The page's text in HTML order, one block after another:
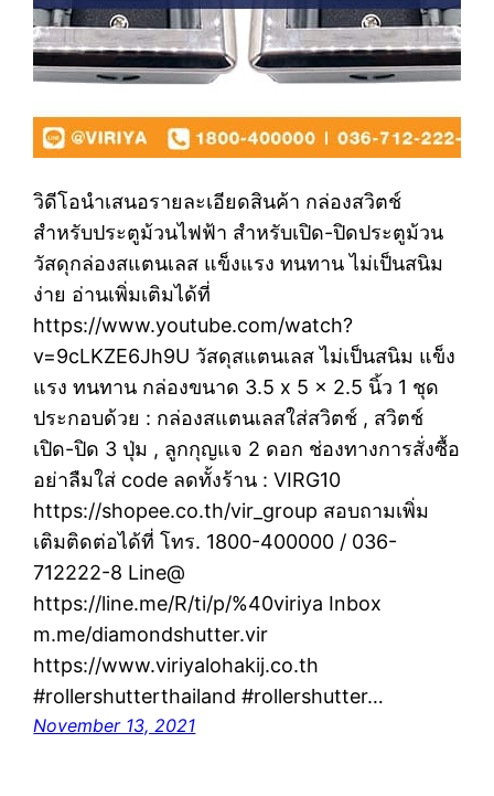
วิดีโอนำเสนอรายละเอียดสินค้า กล่องสวิตช์
สำหรับประตูม้วนไฟฟ้า สำหรับเปิด-ปิดประตูม้วน
วัสดุกล่องสแตนเลส แข็งแรง ทนทาน ไม่เป็นสนิม
ง่าย อ่านเพิ่มเติมได้ที่
https://www.youtube.com/watch?
v=9cLKZE6Jh9U วัสดุสแตนเลส ไม่เป็นสนิม แข็ง
แรง ทนทาน กล่องขนาด 3.5 x 5 x 2.5 นิ้ว 1 ชุด
ประกอบด้วย : กล่องสแตนเลสใส่สวิตช์ , สวิตช์
เปิด-ปิด 3 ปุ่ม , ลูกกุญแจ 2 ดอก ช่องทางการสั่งซื้อ
อย่าลืมใส่ code ลดทั้งร้าน : VIRG10
https://shopee.co.th/vir_group สอบถามเพิ่ม
เติมติดต่อได้ที่ โทร. 1800-400000 / 036-
712222-8 Line@
https://line.me/R/ti/p/%40viriya Inbox
m.me/diamondshutter.vir
https://www.viriyalohakij.co.th
#rollershutterthailand #rollershutter…
November 13, 2021